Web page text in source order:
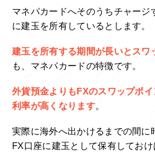
マネパカードへそのうちチャージ
に建玉を所有しているとします。
建玉を所有する期間が長いとスワ
も、マネパカードの特徴です。
外貨預金よりもFXのスワップポ
利率が高くなります。
実際に海外へ出かけるまでの間に
FX口座に建玉として保有してお